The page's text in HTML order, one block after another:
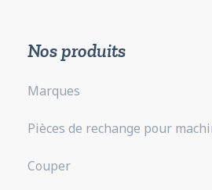
Nos produits
Marques
Pièces de rechange pour
Couper